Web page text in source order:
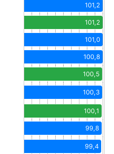
101,2
101,2
101,0
100,8
100,5
100,3
100,1
99,8
99,4